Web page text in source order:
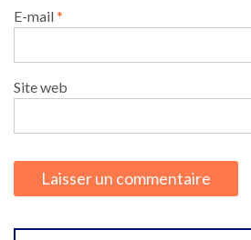
E-mail*
Site web